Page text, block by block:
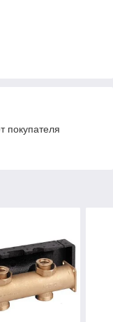
покупателя